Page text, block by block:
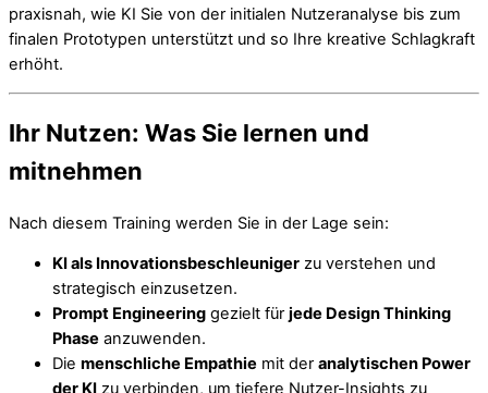
praxisnah, wie KI Sie von der initialen Nutzeranalyse bis zum
finalen Prototypen unterstützt und so Ihre kreative Schlagkraft
erhöht.
Ihr Nutzen: Was Sie lernen und
mitnehmen
Nach diesem Training werden Sie in der Lage sein:
KI als Innovationsbeschleuniger zu verstehen und
strategisch einzusetzen.
Prompt Engineering gezielt für jede Design Thinking
Phase anzuwenden.
Die menschliche Empathie mit der analytischen Power
der KI zu verbinden, um tiefere Nutzer-Insights zu